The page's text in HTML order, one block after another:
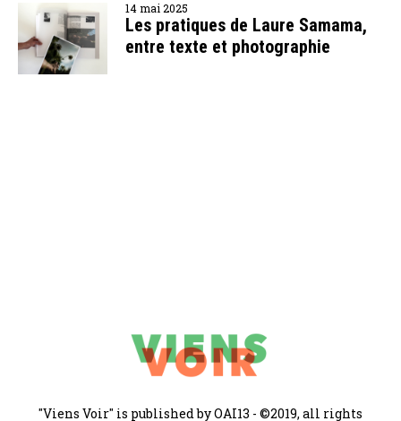
14 mai 2025
Les pratiques de Laure Samama,
entre texte et photographie
"Viens Voir" is published by OAI13 - ©2019, all rights